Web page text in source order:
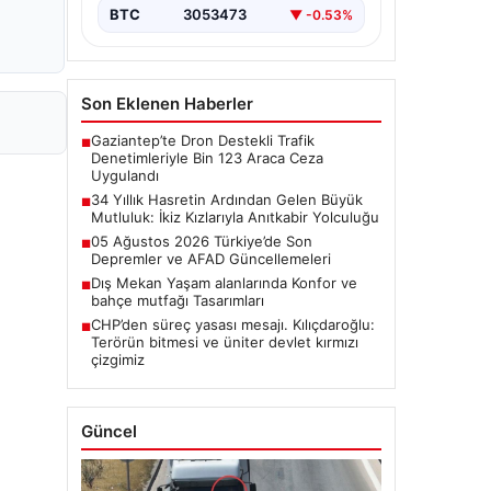
BTC 3053473 ▼ -0.53%
Son Eklenen Haberler
■Gaziantep’te Dron Destekli Trafik
Denetimleriyle Bin 123 Araca Ceza
Uygulandı
■34 Yıllık Hasretin Ardından Gelen Büyük
Mutluluk: İkiz Kızlarıyla Anıtkabir Yolculuğu
■05 Ağustos 2026 Türkiye’de Son
Depremler ve AFAD Güncellemeleri
■Dış Mekan Yaşam alanlarında Konfor ve
bahçe mutfağı Tasarımları
■CHP’den süreç yasası mesajı. Kılıçdaroğlu:
Terörün bitmesi ve üniter devlet kırmızı
çizgimiz
Güncel